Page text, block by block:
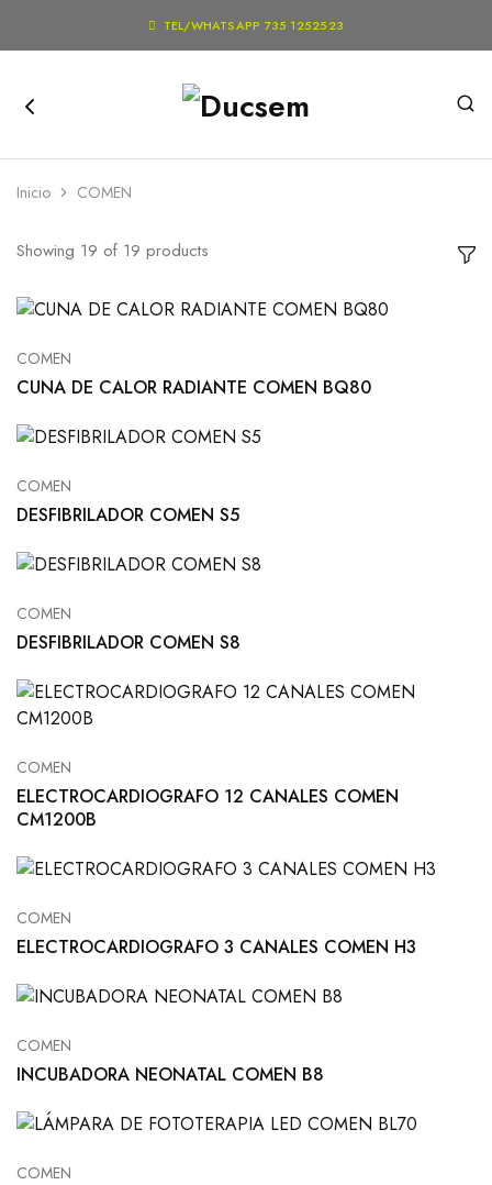
 TEL/WHATSAPP 735 1252523
Inicio COMEN
Showing 19 of 19 products
COMEN
CUNA DE CALOR RADIANTE COMEN BQ80
COMEN
DESFIBRILADOR COMEN S5
COMEN
DESFIBRILADOR COMEN S8
COMEN
ELECTROCARDIOGRAFO 12 CANALES COMEN
CM1200B
COMEN
ELECTROCARDIOGRAFO 3 CANALES COMEN H3
COMEN
INCUBADORA NEONATAL COMEN B8
COMEN